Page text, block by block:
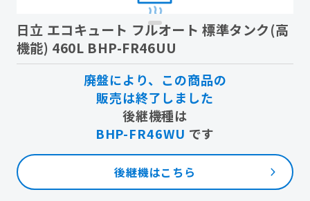
日立 エコキュート フルオート 標準タンク(高
機能) 460L BHP-FR46UU
廃盤により、この商品の
販売は終了しました
後継機種は
BHP-FR46WU です
後継機はこちら
レンジフード
「もう、ギトギト油汚れとは戦いません」
フィルターレスなど、掃除が驚くほどラクな最
新機種へ。